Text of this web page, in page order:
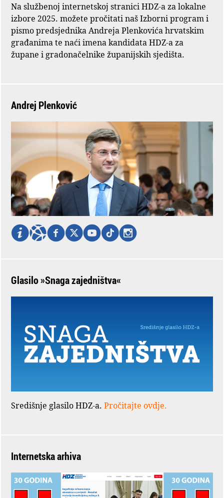
Na službenoj internetskoj stranici HDZ-a za lokalne
izbore 2025. možete pročitati naš Izborni program i
pismo predsjednika Andreja Plenkovića hrvatskim
građanima te naći imena kandidata HDZ-a za
župane i gradonačelnike županijskih sjedišta.
Andrej Plenković
Glasilo »Snaga zajedništva«
Središnje glasilo HDZ-a. Pročitajte ovdje.
Internetska arhiva